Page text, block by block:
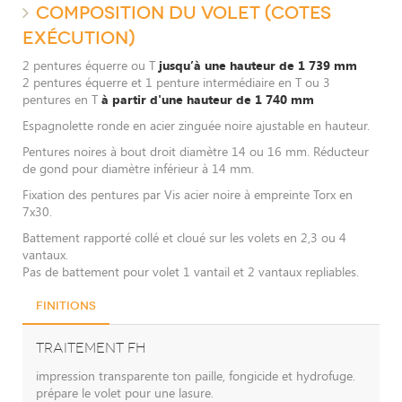
COMPOSITION DU VOLET (COTES
EXÉCUTION)
2 pentures équerre ou T jusqu’à une hauteur de 1 739 mm
2 pentures équerre et 1 penture intermédiaire en T ou 3
pentures en T à partir d'une hauteur de 1 740 mm
Espagnolette ronde en acier zinguée noire ajustable en hauteur.
Pentures noires à bout droit diamètre 14 ou 16 mm. Réducteur
de gond pour diamètre inférieur à 14 mm.
Fixation des pentures par Vis acier noire à empreinte Torx en
7x30.
Battement rapporté collé et cloué sur les volets en 2,3 ou 4
vantaux.
Pas de battement pour volet 1 vantail et 2 vantaux repliables.
Finitions
TRAITEMENT FH
impression transparente ton paille, fongicide et hydrofuge.
prépare le volet pour une lasure.